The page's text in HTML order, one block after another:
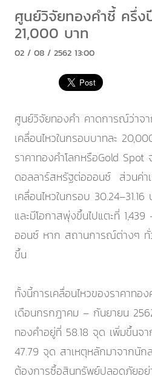
ศูนย์วิจัยทองคำชี้ ครึ่ง
21,000 บาท
02 / 08 / 2562 13:00
ศูนย์วิจัยทองคำ คาดการณ์ว่าจา
เคลื่อนไหวในกรอบบาทละ
ราคาทองคำโลกหรือGold Spot
ดอลลาร์สหรัฐต่อออนซ์ ส่วนค่าเ
เคลื่อนไหวในกรอบ
และมีโอกาสพุ่งขึ้นไปแตะที่
ออนซ์ หาก สถานการณ์ต่างๆ ทั่
ขึ้น
ทั้งนี้การเคลื่อนไหวของราคาทอ
เดือนกรกฎาคม – กันยายน
ทองคำอยู่ที่ 58.18 จุด เพิ่มขึ้นจ
47.79 จุด สาเหตุหลักมาจากนัก
ต้องการซื้อสินทรัพย์ปลอดภัยอย่